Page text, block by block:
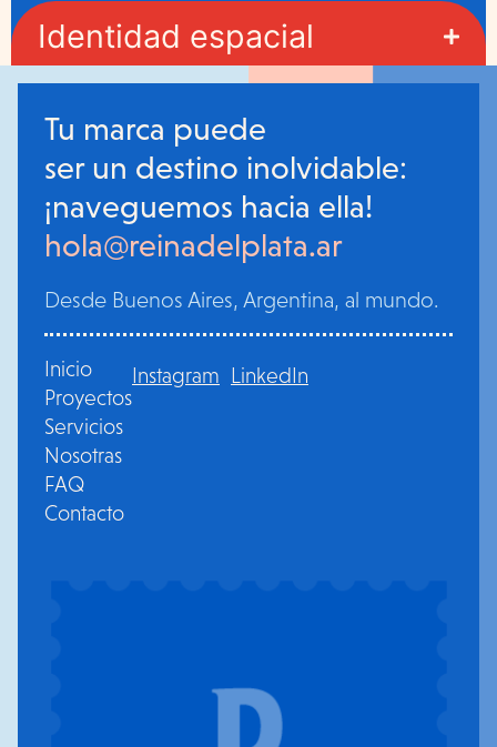
Identidad espacial
Tu marca puede
ser un destino inolvidable:
¡naveguemos hacia ella!
hola@reinadelplata.ar
Desde Buenos Aires, Argentina, al mundo.
Inicio
Proyectos
Servicios
Nosotras
FAQ
Contacto
Instagram LinkedIn